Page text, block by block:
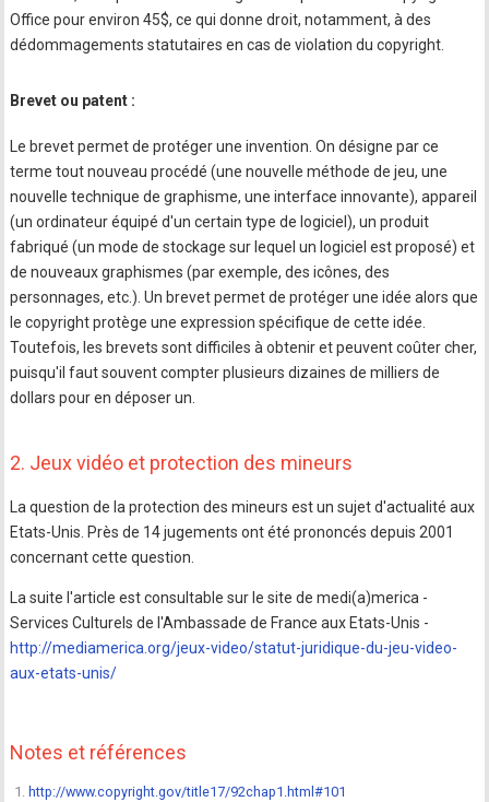
Office pour environ 45$, ce qui donne droit, notamment, à des
dédommagements statutaires en cas de violation du copyright.
Brevet ou patent :
Le brevet permet de protéger une invention. On désigne par ce
terme tout nouveau procédé (une nouvelle méthode de jeu, une
nouvelle technique de graphisme, une interface innovante), appareil
(un ordinateur équipé d'un certain type de logiciel), un produit
fabriqué (un mode de stockage sur lequel un logiciel est proposé) et
de nouveaux graphismes (par exemple, des icônes, des
personnages, etc.). Un brevet permet de protéger une idée alors que
le copyright protège une expression spécifique de cette idée.
Toutefois, les brevets sont difficiles à obtenir et peuvent coûter cher,
puisqu'il faut souvent compter plusieurs dizaines de milliers de
dollars pour en déposer un.
2. Jeux vidéo et protection des mineurs
La question de la protection des mineurs est un sujet d'actualité aux
Etats-Unis. Près de 14 jugements ont été prononcés depuis 2001
concernant cette question.
La suite l'article est consultable sur le site de medi(a)merica -
Services Culturels de l'Ambassade de France aux Etats-Unis -
http://mediamerica.org/jeux-video/statut-juridique-du-jeu-video-
aux-etats-unis/
Notes et références
1.
http://www.copyright.gov/title17/92chap1.html#101